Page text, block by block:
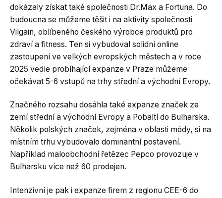
dokázaly získat také společnosti Dr.Max a Fortuna. Do
budoucna se můžeme těšit i na aktivity společnosti
Vilgain, oblíbeného českého výrobce produktů pro
zdraví a fitness. Ten si vybudoval solidní online
zastoupení ve velkých evropských městech a v roce
2025 vedle probíhající expanze v Praze můžeme
očekávat 5-6 vstupů na trhy střední a východní Evropy.
Značného rozsahu dosáhla také expanze značek ze
zemí střední a východní Evropy a Pobaltí do Bulharska.
Několik polských značek, zejména v oblasti módy, si na
místním trhu vybudovalo dominantní postavení.
Například maloobchodní řetězec Pepco provozuje v
Bulharsku více než 60 prodejen.
Intenzivní je pak i expanze firem z regionu CEE-6 do